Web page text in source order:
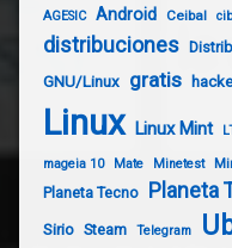
AGESIC Android Ceibal
distribuciones
GNU/Linux gratis
Linux Linux Mint
mageia 10 Mate Minetest
Planeta Tecno Planeta
Sirio Steam Telegram